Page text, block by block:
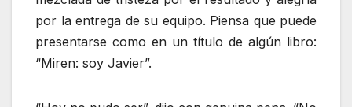
por la entrega de su equipo. Piensa que puede
presentarse como en un título de algún libro:
“Miren: soy Javier”.